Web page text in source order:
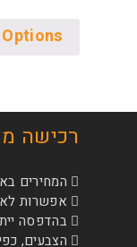
רכישה
המחירים
אפשרות
בהדפסה
הצבעים,